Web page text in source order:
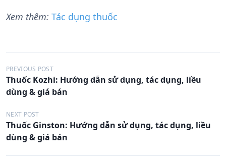
Xem thêm: Tác dụng thuốc
Đ
i
u
h
PREVIOUS POST
Thuốc Kozhi: Hướng dẫn sử dụng, tác dụng, liều
dùng & giá bán
NEXT POST
Thuốc Ginston: Hướng dẫn sử dụng, tác dụng, liều
dùng & giá bán